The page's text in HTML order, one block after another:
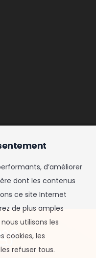
d’améliorer
dont les contenus
ce site Internet
de plus amples
utilisons les
cookies, les
refuser tous.